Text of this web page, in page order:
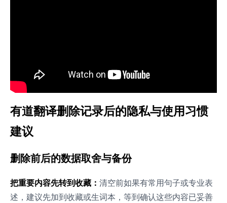
有道翻译删除记录后的隐私与使用习惯
建议
删除前后的数据取舍与备份
把重要内容先转到收藏： 清空前如果有常用句子或专业表
述，建议先加到收藏或生词本，等到确认这些内容已妥善